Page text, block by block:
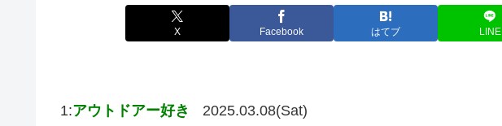
X Facebook はてブ LINE
1:アウトドアー好き 2025.03.08(Sat)